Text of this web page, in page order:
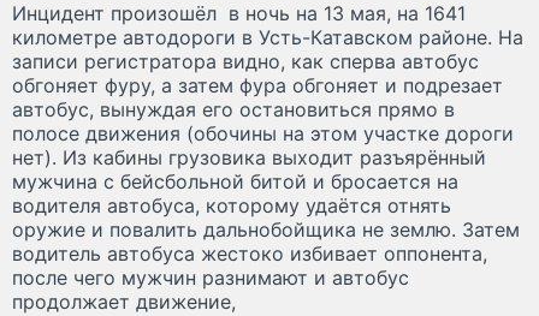
Инцидент произошёл в ночь на 13 мая, на 1641
километре автодороги в Усть-Катавском районе. На
записи регистратора видно, как сперва автобус
обгоняет фуру, а затем фура обгоняет и подрезает
автобус, вынуждая его остановиться прямо в
полосе движения (обочины на этом участке дороги
нет). Из кабины грузовика выходит разъярённый
мужчина с бейсбольной битой и бросается на
водителя автобуса, которому удаётся отнять
оружие и повалить дальнобойщика не землю. Затем
водитель автобуса жестоко избивает оппонента,
после чего мужчин разнимают и автобус
продолжает движение,